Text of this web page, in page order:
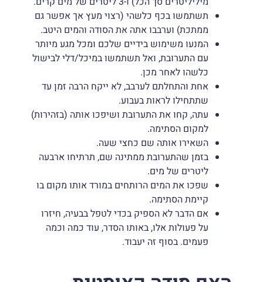
תשתמשו בכף כלשהי (רצוי מעץ אך אפשר גם
ממתכת) וערבבו אתה את הסודה והמים היטב.
המנעו משימוש בידיים שלכם ומכל מגע מיותר
עם התערובת, ואל תשתמשו במיכל/דלי לבישול
כלשהו לאחר מכן.
אחת והתחלתם לערבב, לא ייקח הרבה זמן עד
שתתחילו לראות בעבוע.
עתה, קחו את התערובת ושיפכו אותה (בזהירות)
למקום הסתימה.
השאירו אותה שם כחצי שעה.
בזמן שהתערובת ממתינה שם, תרתיחו ארבעה
ליטרים של מים.
שפכו את המים הרותחים במורד אותו מקום בו
קיימת הסתימה.
אם הדבר לא הספיק בכדי לטפל בבעיה, חיזרו
על פעולות אלו, באותו הסדר, עוד כמה וכמה
פעמים. בסוף זה יעבוד.